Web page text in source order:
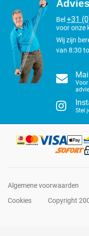
Bel +31
voor onze
Wij zijn
van 8:30
Voor
Stel
Algemene voorwaarden
Cookies
Copyright